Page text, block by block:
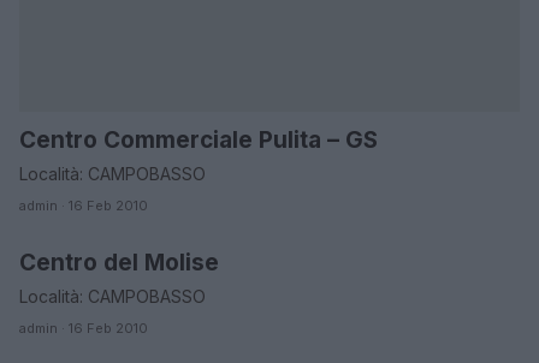
CAMPOBASSO
Centro Commerciale Pulita – GS
Località: CAMPOBASSO
admin · 16 Feb 2010
CAMPOBASSO
Centro del Molise
Località: CAMPOBASSO
admin · 16 Feb 2010